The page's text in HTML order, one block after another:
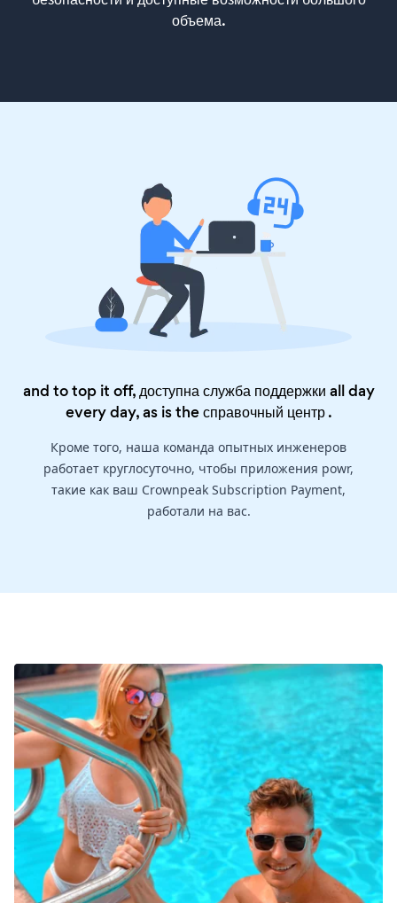
объема.
and to top it off, доступна служба поддержки all day
every day, as is theсправочный центр.
Кроме того, наша команда опытных инженеров
работает круглосуточно, чтобы приложения powr,
такие как ваш Crownpeak Subscription Payment,
работали на вас.